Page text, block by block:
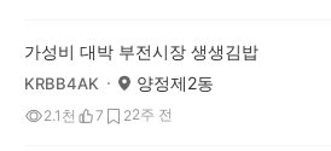
가성비 대박 부전시장 생생김밥
KRBB4AK 양정제2동
2.1천 7 22주 전